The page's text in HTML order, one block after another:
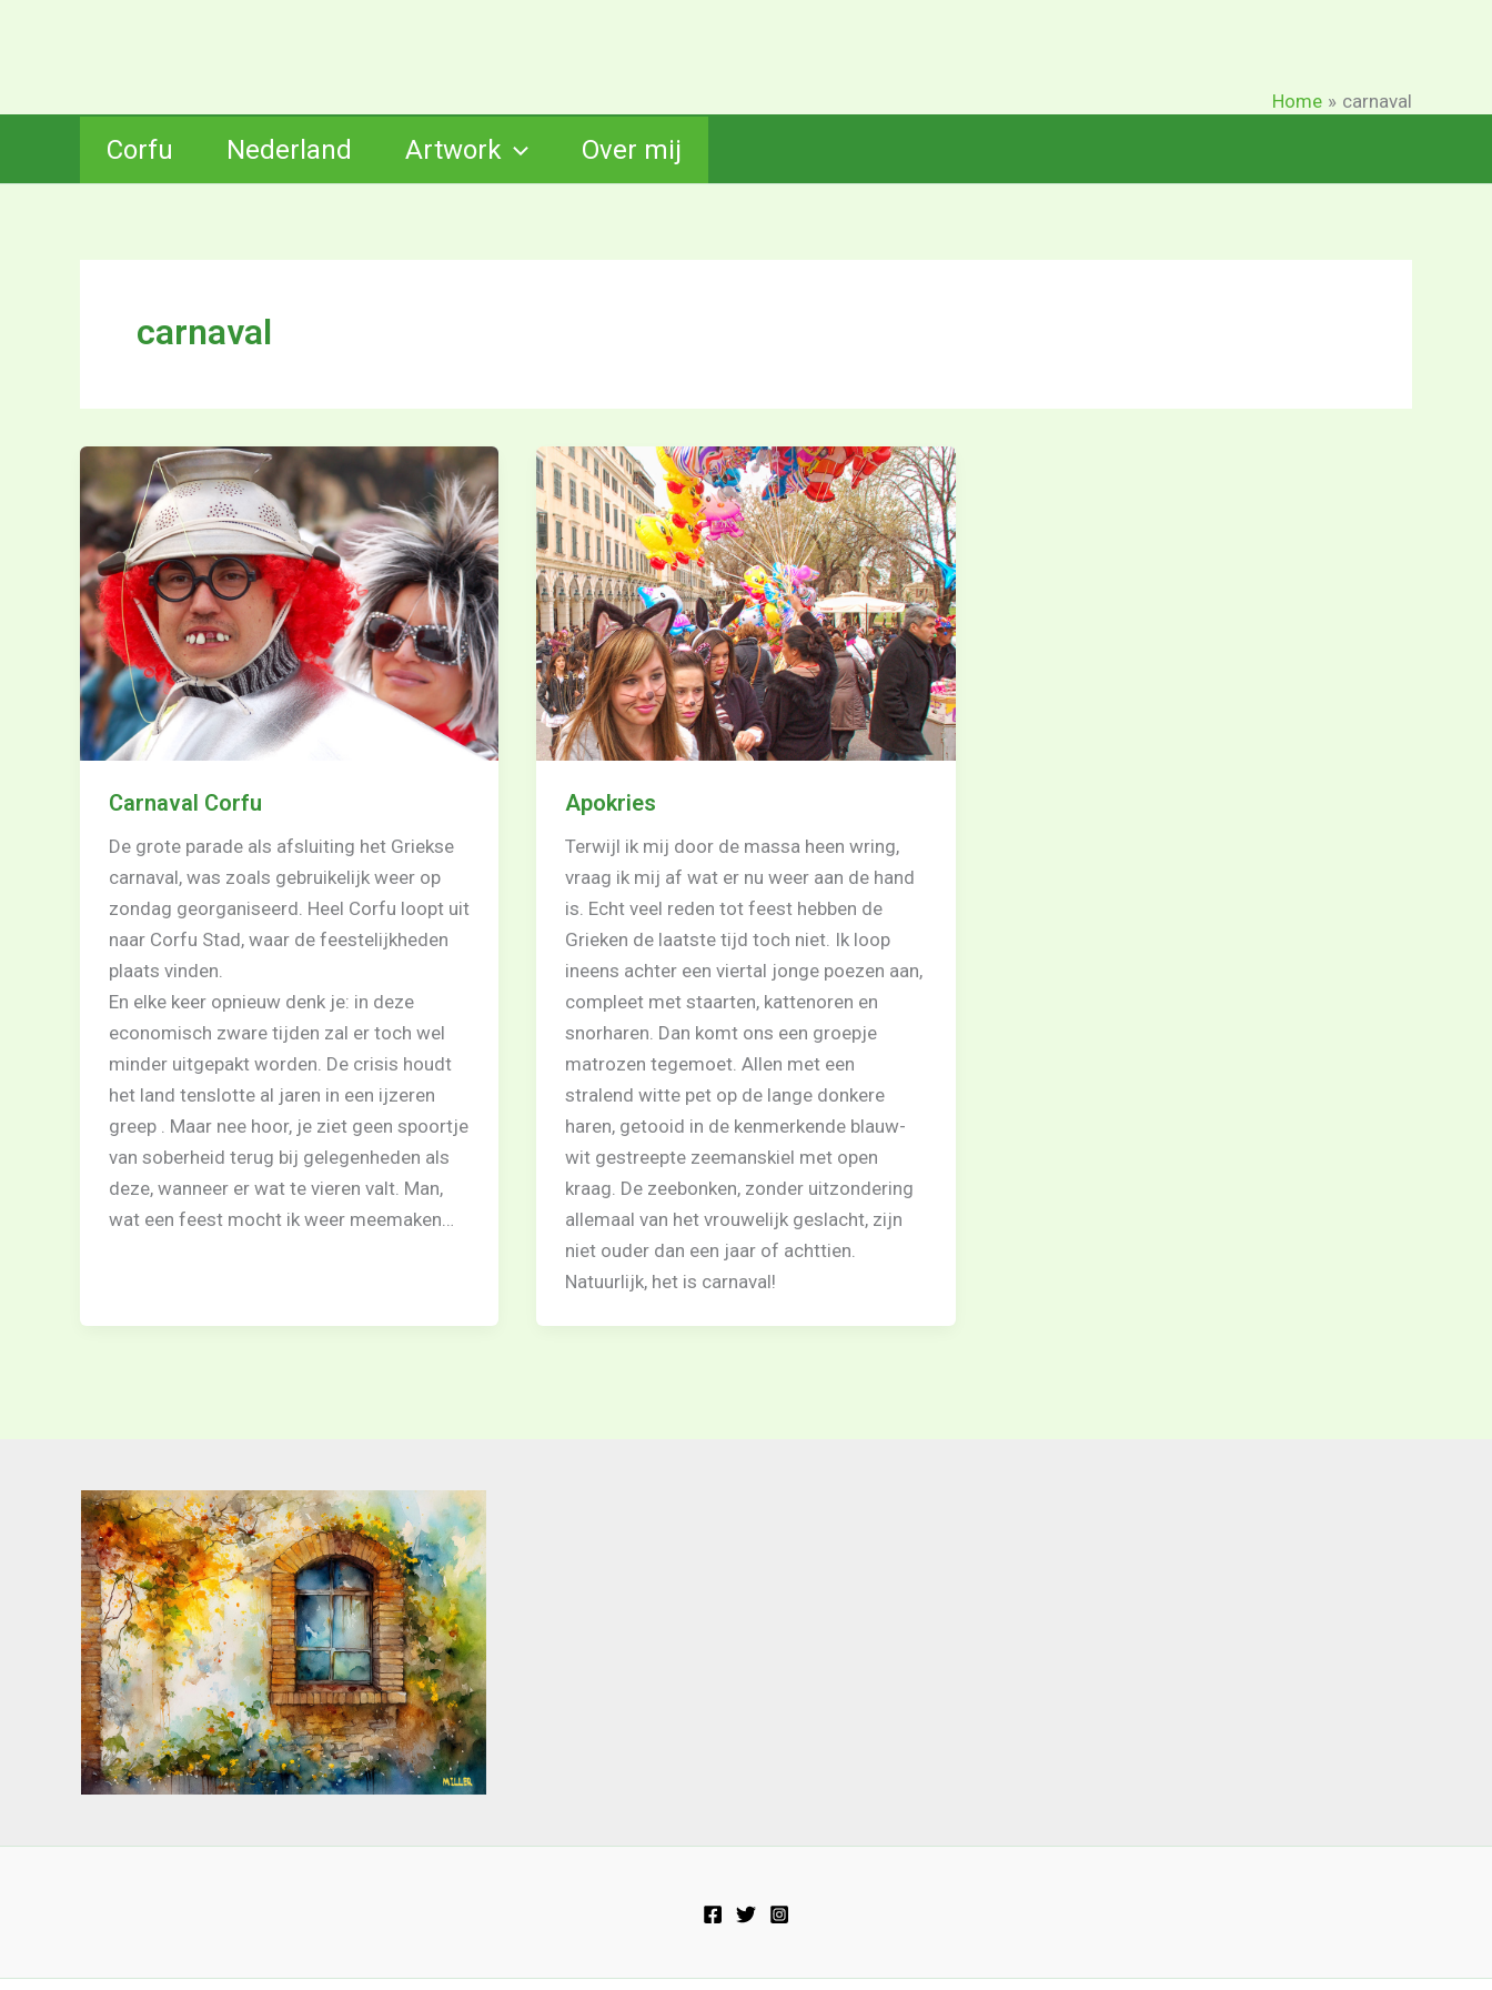
Home carnaval
Corfu Nederland Artwork Over mij
carnaval
Carnaval Corfu
De grote parade als afsluiting het Griekse
carnaval, was zoals gebruikelijk weer op
zondag georganiseerd. Heel Corfu loopt uit
naar Corfu Stad, waar de feestelijkheden
plaats vinden.
En elke keer opnieuw denk je: in deze
economisch zware tijden zal er toch wel
minder uitgepakt worden. De crisis houdt
het land tenslotte al jaren in een ijzeren
greep . Maar nee hoor, je ziet geen spoortje
van soberheid terug bij gelegenheden als
deze, wanneer er wat te vieren valt. Man,
wat een feest mocht ik weer meemaken…
Apokries
Terwijl ik mij door de massa heen wring,
vraag ik mij af wat er nu weer aan de hand
is. Echt veel reden tot feest hebben de
Grieken de laatste tijd toch niet. Ik loop
ineens achter een viertal jonge poezen aan,
compleet met staarten, kattenoren en
snorharen. Dan komt ons een groepje
matrozen tegemoet. Allen met een
stralend witte pet op de lange donkere
haren, getooid in de kenmerkende blauw-
wit gestreepte zeemanskiel met open
kraag. De zeebonken, zonder uitzondering
allemaal van het vrouwelijk geslacht, zijn
niet ouder dan een jaar of achttien.
Natuurlijk, het is carnaval!